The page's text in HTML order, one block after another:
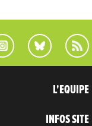
L'EQUIPE
INFOS SITE